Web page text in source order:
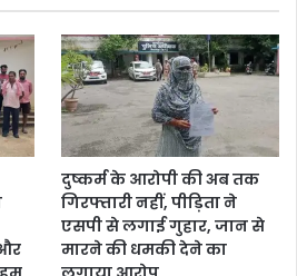
दुष्कर्म के आरोपी की अब तक
गिरफ्तारी नहीं, पीड़िता ने
एसपी से लगाई गुहार, जान से
मारने की धमकी देने का